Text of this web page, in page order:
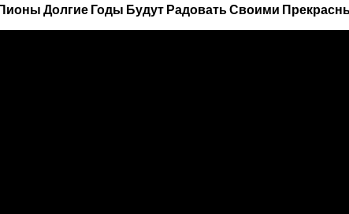
Долгие Годы Будут Радовать Своими